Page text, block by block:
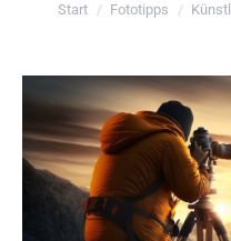
Sie befinden sich hier:
Start Fototipps